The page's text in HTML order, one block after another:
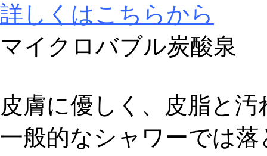
詳しくはこちらから
マイクロバブル炭酸泉
皮膚に優しく、皮脂と
一般的なシャワーでは